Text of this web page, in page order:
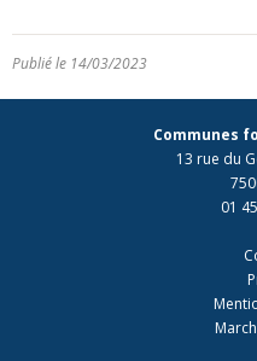
Publié le 14/03/2023
Communes
13 rue du
01